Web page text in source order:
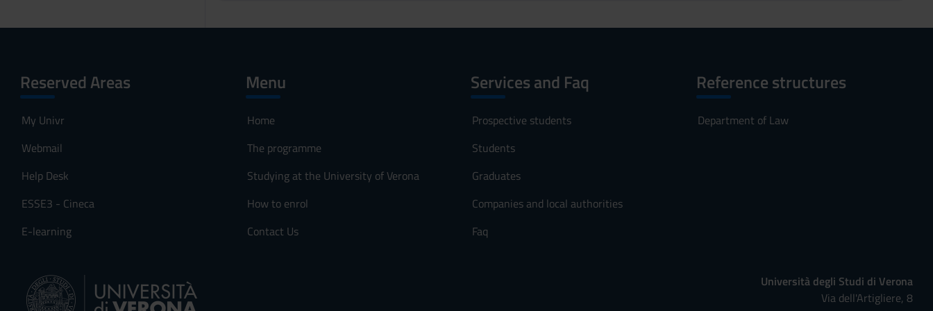
Reserved Areas
My Univr
Webmail
Help Desk
ESSE3 - Cineca
E-learning
Menu
Home
The programme
Studying at the University of Verona
How to enrol
Contact Us
Services and Faq
Prospective students
Students
Graduates
Companies and local authorities
Faq
Reference structures
Department of Law
Università degli Studi di Verona
Via dell'Artigliere, 8